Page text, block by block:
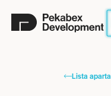
Lista